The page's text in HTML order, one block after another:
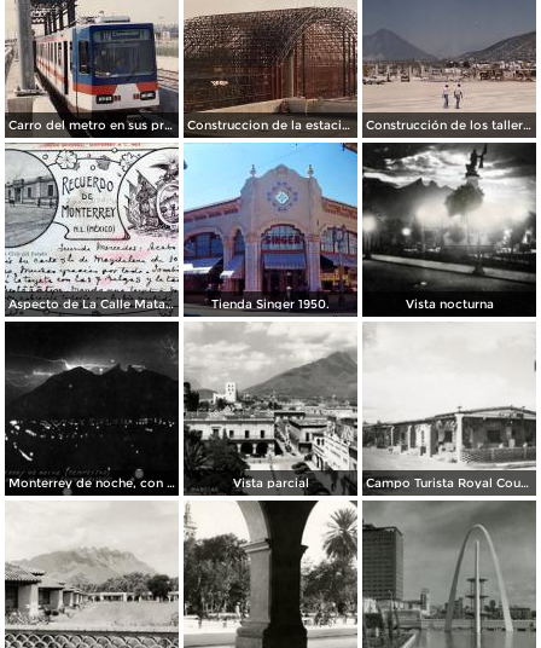
Carro del metro en sus primeras pruebas durante 1990 Construccion de la estacion cuauhtemoc Construcción de los talleres del metro
Aspecto de La Calle Matamoros ( Circulada el 8 de Abril de 1912 ). Tienda Singer 1950. Vista nocturna
Monterrey de noche, con tempestad Vista parcial Campo Turista Royal Courts